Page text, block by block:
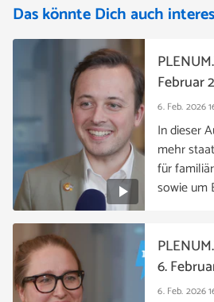
Das könnte Dich auch
6. Feb. 2026
Februar
In dieser
mehr
für
sowie um
6. Feb. 2026
6.